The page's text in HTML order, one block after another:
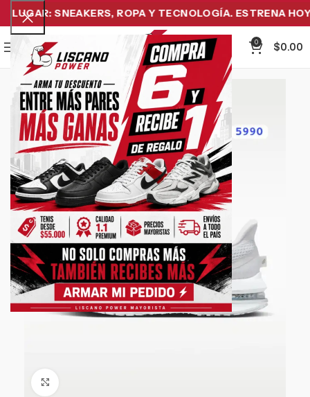
SNEAKERS, ROPA Y TECNOLOGÍA. ESTRENA HOY
Menu
0
$0.00
-34%